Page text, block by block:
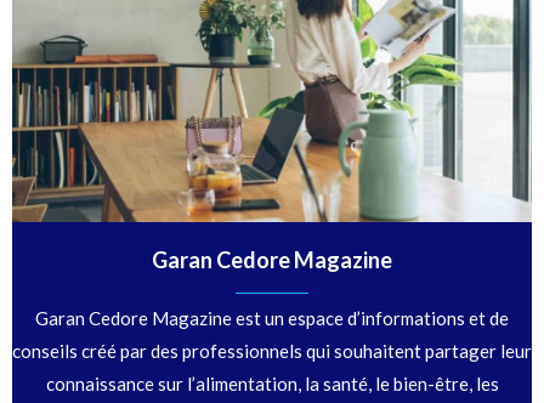
Garan Cedore Magazine
Garan Cedore Magazine est un espace d’informations et de
conseils créé par des professionnels qui souhaitent partager leur
connaissance sur l’alimentation, la santé, le bien-être, les